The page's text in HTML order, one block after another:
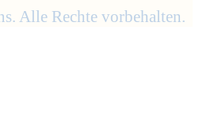
Alle Rechte vorbehalten.